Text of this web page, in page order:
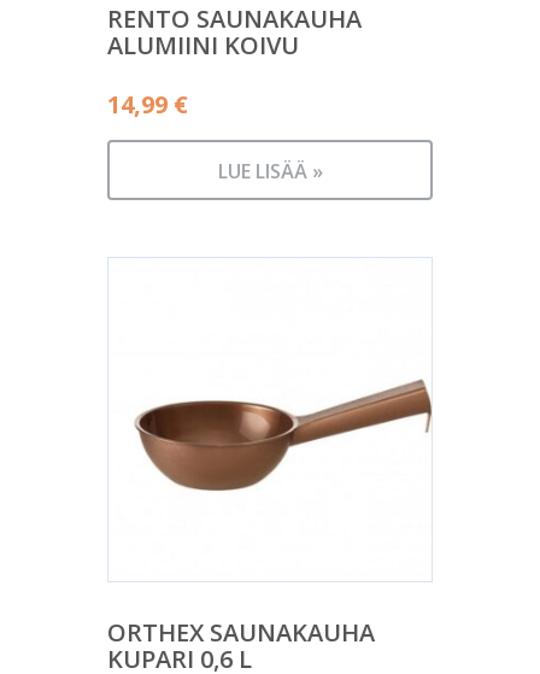
RENTO SAUNAKAUHA
ALUMIINI KOIVU
14,99 €
LUE LISÄÄ »
ORTHEX SAUNAKAUHA
KUPARI 0,6 L